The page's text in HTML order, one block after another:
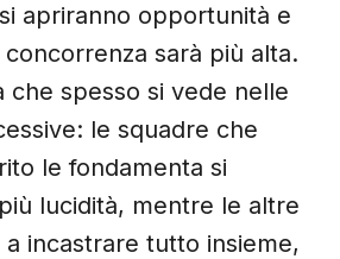
apriranno opportunità e
sarà più alta.
che spesso si vede nelle
le squadre che
le fondamenta si
lucidità, mentre le altre
incastrare tutto insieme,